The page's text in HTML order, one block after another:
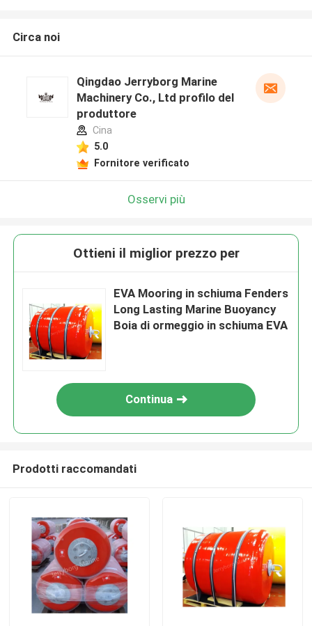
Circa noi
Qingdao Jerryborg Marine
Machinery Co., Ltd profilo del
produttore
Cina
5.0
Fornitore verificato
Osservi più
Ottieni il miglior prezzo per
EVA Mooring in schiuma Fenders
Long Lasting Marine Buoyancy
Boia di ormeggio in schiuma EVA
Continua
Prodotti raccomandati